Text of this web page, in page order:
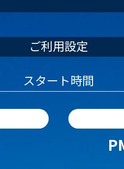
ご利用設定
スタート時間